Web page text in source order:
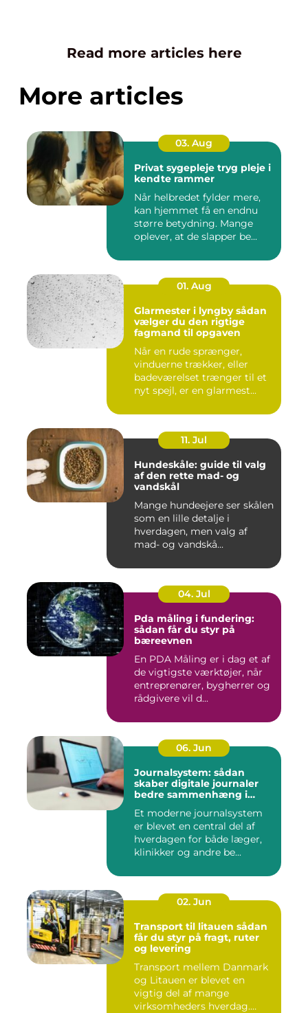
Read more articles here
More articles
03. Aug
Privat sygepleje tryg pleje i
kendte rammer
Når helbredet fylder mere,
kan hjemmet få en endnu
større betydning. Mange
oplever, at de slapper be...
01. Aug
Glarmester i lyngby sådan
vælger du den rigtige
fagmand til opgaven
Når en rude sprænger,
vinduerne trækker, eller
badeværelset trænger til et
nyt spejl, er en glarmest...
11. Jul
Hundeskåle: guide til valg
af den rette mad- og
vandskål
Mange hundeejere ser skålen
som en lille detalje i
hverdagen, men valg af
mad- og vandskå...
04. Jul
Pda måling i fundering:
sådan får du styr på
bæreevnen
En PDA Måling er i dag et af
de vigtigste værktøjer, når
entreprenører, bygherrer og
rådgivere vil d...
06. Jun
Journalsystem: sådan
skaber digitale journaler
bedre sammenhæng i
Et moderne journalsystem
er blevet en central del af
hverdagen for både læger,
klinikker og andre be...
02. Jun
Transport til litauen sådan
får du styr på fragt, ruter
og levering
Transport mellem Danmark
og Litauen er blevet en
vigtig del af mange
virksomheders hverdag.